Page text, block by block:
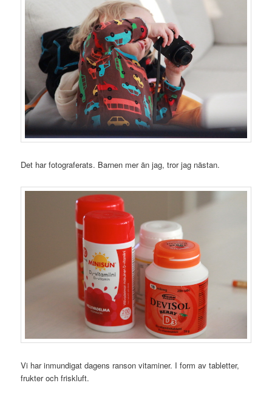
Det har fotograferats. Barnen mer än jag, tror jag nästan.
Vi har inmundigat dagens ranson vitaminer. I form av tabletter,
frukter och friskluft.